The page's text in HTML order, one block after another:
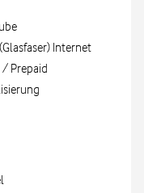
Internet
/ Prepaid